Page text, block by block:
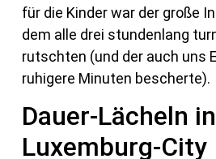
für die Kinder war der große
dem alle drei stundenlang
rutschten (und der auch uns
ruhigere Minuten bescherte).
Dauer-Lächeln in
Luxemburg-City